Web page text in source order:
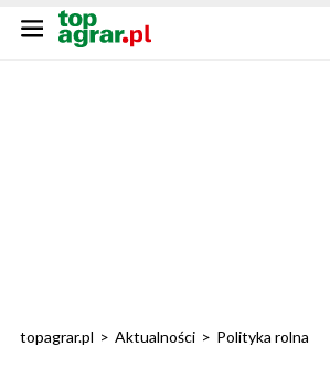
topagrar.pl > Aktualności > Polityka rolna